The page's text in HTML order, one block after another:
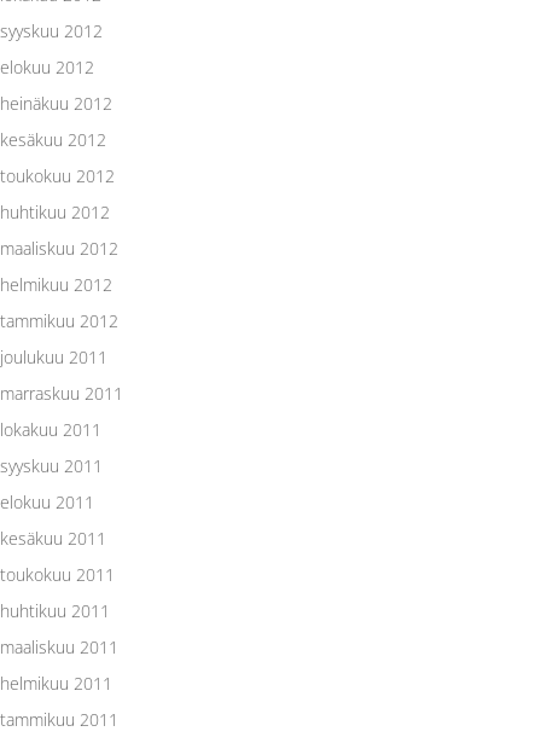
syyskuu 2012
elokuu 2012
heinäkuu 2012
kesäkuu 2012
toukokuu 2012
huhtikuu 2012
maaliskuu 2012
helmikuu 2012
tammikuu 2012
joulukuu 2011
marraskuu 2011
lokakuu 2011
syyskuu 2011
elokuu 2011
kesäkuu 2011
toukokuu 2011
huhtikuu 2011
maaliskuu 2011
helmikuu 2011
tammikuu 2011